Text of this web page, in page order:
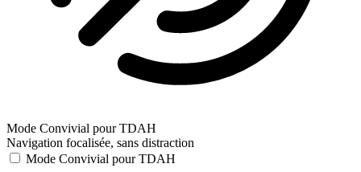
Mode Convivial pour TDAH
Navigation focalisée, sans distraction
Mode Convivial pour TDAH